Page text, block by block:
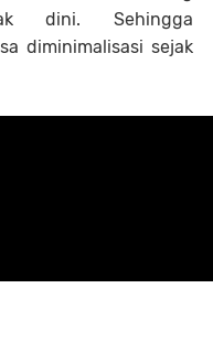
dini. Sehingga
diminimalisasi sejak